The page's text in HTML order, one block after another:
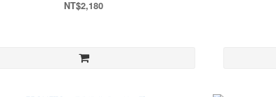
NT$2,180